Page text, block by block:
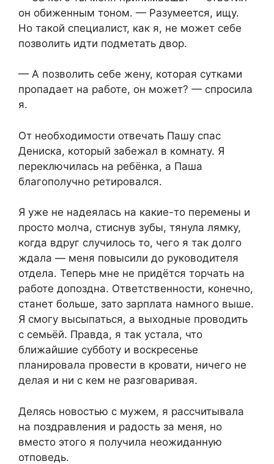
он обиженным тоном. — Разумеется, ищу.
Но такой специалист, как я, не может себе
позволить идти подметать двор.
— А позволить себе жену, которая сутками
пропадает на работе, он может? — спросила
я.
От необходимости отвечать Пашу спас
Дениска, который забежал в комнату. Я
переключилась на ребёнка, а Паша
благополучно ретировался.
Я уже не надеялась на какие-то перемены и
просто молча, стиснув зубы, тянула лямку,
когда вдруг случилось то, чего я так долго
ждала — меня повысили до руководителя
отдела. Теперь мне не придётся торчать на
работе допоздна. Ответственности, конечно,
станет больше, зато зарплата намного выше.
Я смогу высыпаться, а выходные проводить
с семьёй. Правда, я так устала, что
ближайшие субботу и воскресенье
планировала провести в кровати, ничего не
делая и ни с кем не разговаривая.
Делясь новостью с мужем, я рассчитывала
на поздравления и радость за меня, но
вместо этого я получила неожиданную
отповедь.